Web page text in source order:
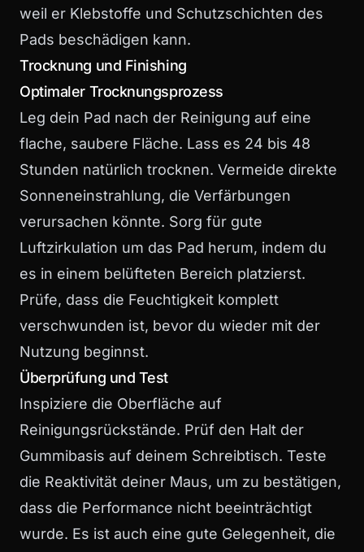
weil er Klebstoffe und Schutzschichten des
Pads beschädigen kann.
Trocknung und Finishing
Optimaler Trocknungsprozess
Leg dein Pad nach der Reinigung auf eine
flache, saubere Fläche. Lass es 24 bis 48
Stunden natürlich trocknen. Vermeide direkte
Sonneneinstrahlung, die Verfärbungen
verursachen könnte. Sorg für gute
Luftzirkulation um das Pad herum, indem du
es in einem belüfteten Bereich platzierst.
Prüfe, dass die Feuchtigkeit komplett
verschwunden ist, bevor du wieder mit der
Nutzung beginnst.
Überprüfung und Test
Inspiziere die Oberfläche auf
Reinigungsrückstände. Prüf den Halt der
Gummibasis auf deinem Schreibtisch. Teste
die Reaktivität deiner Maus, um zu bestätigen,
dass die Performance nicht beeinträchtigt
wurde. Es ist auch eine gute Gelegenheit, die